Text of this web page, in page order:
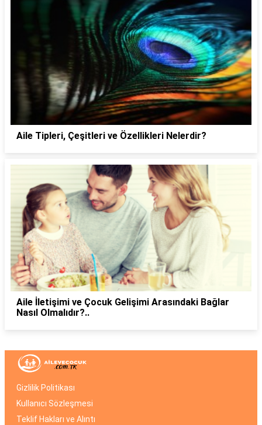
Aile Tipleri, Çeşitleri ve Özellikleri Nelerdir?
Aile İletişimi ve Çocuk Gelişimi Arasındaki Bağlar
Nasıl Olmalıdır?..
Gizlilik Politikası
Kullanıcı Sözleşmesi
Teklif Hakları ve Alıntı